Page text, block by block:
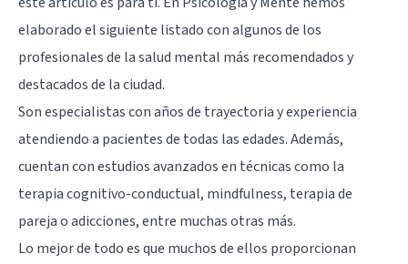
elaborado el siguiente listado con algunos de los
profesionales de la salud mental más recomendados y
destacados de la ciudad.
Son especialistas con años de trayectoria y experiencia
atendiendo a pacientes de todas las edades. Además,
cuentan con estudios avanzados en técnicas como la
terapia cognitivo-conductual, mindfulness, terapia de
pareja o adicciones, entre muchas otras más.
Lo mejor de todo es que muchos de ellos proporcionan